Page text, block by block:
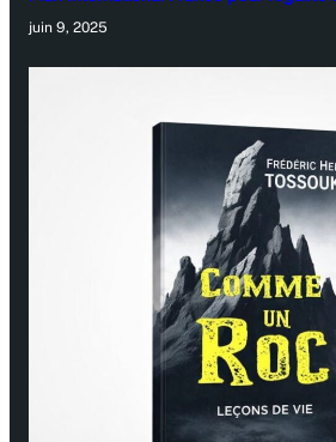
juin 9, 2025